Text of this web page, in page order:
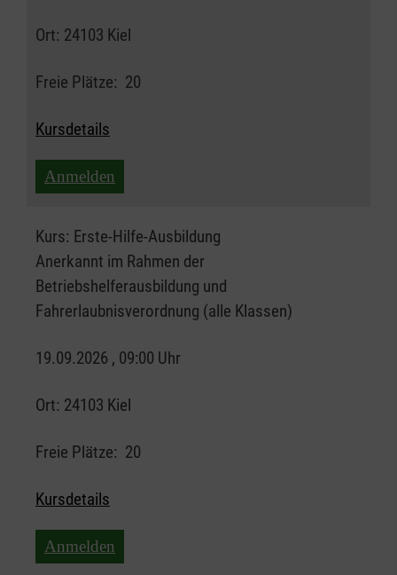
Ort: 24103 Kiel
Freie Plätze: 20
Kursdetails
Anmelden
Kurs: Erste-Hilfe-Ausbildung
Anerkannt im Rahmen der
Betriebshelferausbildung und
Fahrerlaubnisverordnung (alle Klassen)
19.09.2026 , 09:00 Uhr
Ort: 24103 Kiel
Freie Plätze: 20
Kursdetails
Anmelden